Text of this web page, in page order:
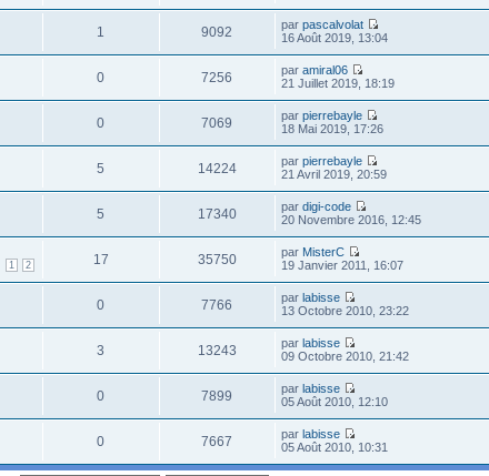
1 9092 parpascalvolat
16 Août 2019, 13:04
0 7256 paramiral06
21 Juillet 2019, 18:19
0 7069 parpierrebayle
18 Mai 2019, 17:26
5 14224 parpierrebayle
21 Avril 2019, 20:59
5 17340 pardigi-code
20 Novembre 2016, 12:45
1 2 17 35750 par MisterC
19 Janvier 2011, 16:07
0 7766 parlabisse
13 Octobre 2010, 23:22
3 13243 parlabisse
09 Octobre 2010, 21:42
0 7899 parlabisse
05 Août 2010, 12:10
0 7667 parlabisse
05 Août 2010, 10:31